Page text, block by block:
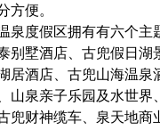
方便。
度假区拥有有六个主
别墅酒店、古兜假日湖
居酒店、古兜山海温泉
山泉亲子乐园及水世界
兜财神缆车、泉天地商